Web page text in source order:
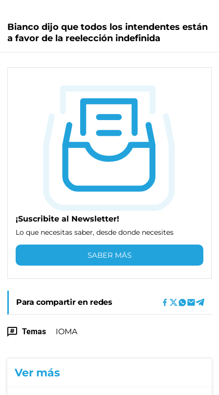
Bianco dijo que todos los intendentes están
a favor de la reelección indefinida
¡Suscribite al Newsletter!
Lo que necesitas saber, desde donde necesites
SABER MÁS
Para compartir en redes
Temas IOMA
Ver más